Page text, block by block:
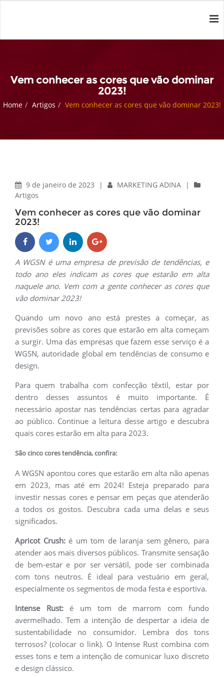
Vem conhecer as cores que vão dominar
2023!
Home Artigos Vem conhecer as cores que vão dominar 2023!
9 de janeiro de 2023 | MARKETING ADINA
|
Artigos
Vem conhecer as cores que vão dominar
2023!
A WGSN é uma empresa de previsão de tendências, e
todo ano eles indicam as cores que estarão em alta
naquele ano. Vem com a gente conhecer as cores que
vão dominar 2023!
Quando um novo ano está prestes a começar, as
previsões sobre as cores que estarão em alta começam
a surgir. Uma das empresas que fazem esse serviço é a
WGSN, autoridade global em tendências de consumo e
design.
Para quem trabalha com confecção têxtil, estar por
dentro desses assuntos é muito importante. É
necessário apostar nas tendências certas para agradar
ao público. Continue a leitura desse artigo e descubra
quais cores estarão em alta para 2023.
São cinco cores tendência, confira:
A WGSN apontou cores que estarão em alta não apenas
em 2023, mas até em 2024! Esteja preparado para
investir nessas cores e pensar em peças que atenderão
a todos os gostos. Descubra cada uma delas e seus
significados.
Apricot Crush:é um tom de laranja sem gênero, para
atender aos mais diversos públicos. Transmite sensação
de bem-estar e por ser versátil, pode ser combinada
com tons neutros. É ideal para vestuário em geral,
especialmente os segmentos de moda festa e esportiva.
Intense Rust:é um tom de marrom com fundo
avermelhado. Tem a intenção de despertar a ideia de
sustentabilidade no consumidor. Lembra dos tons
terrosos? (colocar o link). O Intense Rust combina com
esses tons e tem a intenção de comunicar luxo discreto
e design clássico.